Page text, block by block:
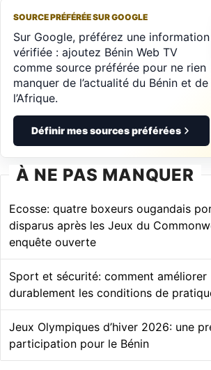
SOURCE PRÉFÉRÉE SUR GOOGLE
Sur Google, préférez une information
vérifiée : ajoutez Bénin Web TV
comme source préférée pour ne rien
manquer de l’actualité du Bénin et de
l’Afrique.
Définir mes sources préférées
À NE PAS MANQUER
Ecosse: quatre boxeurs ougandais
disparus après les Jeux du
enquête ouverte
Sport et sécurité: comment améliorer
durablement les conditions de
Jeux Olympiques d’hiver 2026: une
participation pour le Bénin